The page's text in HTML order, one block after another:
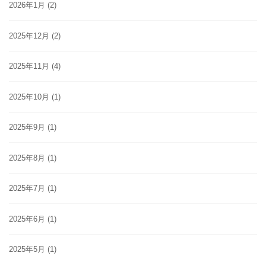
2026年1月 (2)
2025年12月 (2)
2025年11月 (4)
2025年10月 (1)
2025年9月 (1)
2025年8月 (1)
2025年7月 (1)
2025年6月 (1)
2025年5月 (1)